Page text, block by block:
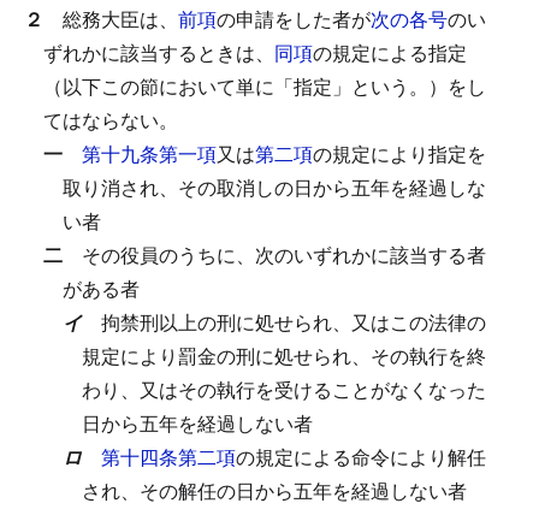
２ 総務大臣は、 前項の申請をした者が次の各号のい
ずれかに該当するときは、 同項の規定による指定
（以下この節において単に「指定」という。）をし
てはならない。
一 第十九条第一項又は第二項の規定により指定を
取り消され、その取消しの日から五年を経過しな
い者
二 その役員のうちに、次のいずれかに該当する者
がある者
イ 拘禁刑以上の刑に処せられ、又はこの法律の
規定により罰金の刑に処せられ、その執行を終
わり、又はその執行を受けることがなくなった
日から五年を経過しない者
ロ 第十四条第二項の規定による命令により解任
され、その解任の日から五年を経過しない者